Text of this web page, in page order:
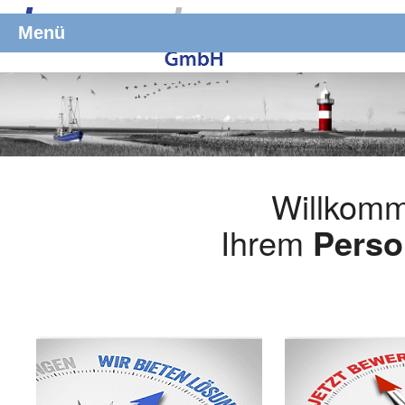
Menü
Ihrem